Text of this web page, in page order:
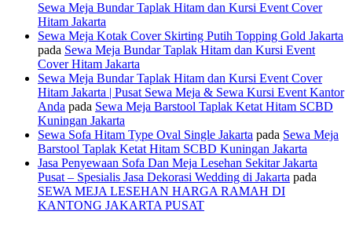
Sewa Meja Bundar Taplak Hitam dan Kursi Event Cover
Hitam Jakarta
Sewa Meja Kotak Cover Skirting Putih Topping Gold Jakarta
pada Sewa Meja Bundar Taplak Hitam dan Kursi Event
Cover Hitam Jakarta
Sewa Meja Bundar Taplak Hitam dan Kursi Event Cover
Hitam Jakarta | Pusat Sewa Meja & Sewa Kursi Event Kantor
Anda pada Sewa Meja Barstool Taplak Ketat Hitam SCBD
Kuningan Jakarta
Sewa Sofa Hitam Type Oval Single Jakarta pada Sewa Meja
Barstool Taplak Ketat Hitam SCBD Kuningan Jakarta
Jasa Penyewaan Sofa Dan Meja Lesehan Sekitar Jakarta
Pusat – Spesialis Jasa Dekorasi Wedding di Jakarta pada
SEWA MEJA LESEHAN HARGA RAMAH DI
KANTONG JAKARTA PUSAT